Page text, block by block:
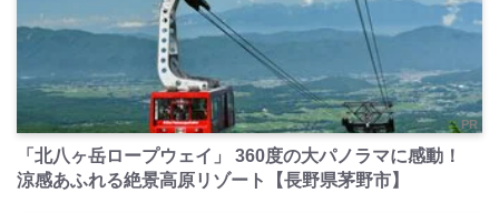
PR
「北八ヶ岳ロープウェイ」 360度の大パノラマに感動！
涼感あふれる絶景高原リゾート【長野県茅野市】